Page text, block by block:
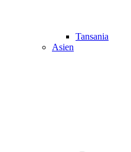
Tansania
Asien